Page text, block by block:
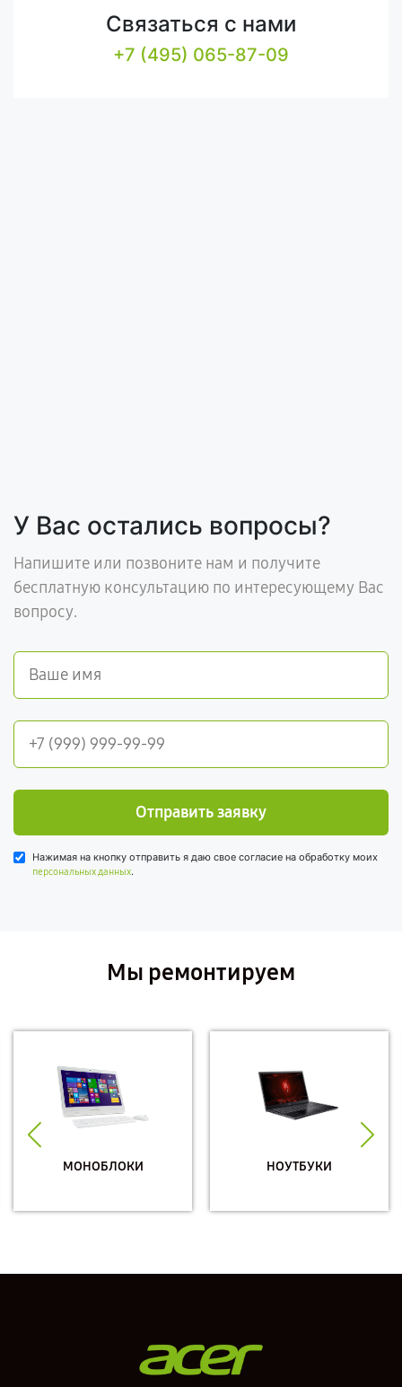
Связаться с нами
+7 (495) 065-87-09
У Вас остались вопросы?
Напишите или позвоните нам и получите
бесплатную консультацию по интересующему Вас
вопросу.
Отправить заявку
Нажимая на кнопку отправить я даю свое согласие на обработку моих
персональных данных.
Мы ремонтируем
МОНОБЛОКИ НОУТБУКИ